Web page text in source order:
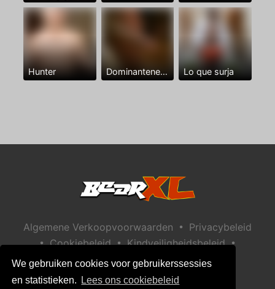
We gebruiken cookies voor gebruikerssessies
en statistieken.
Lees ons cookiebeleid
Hunter Dominantenegro ya Lo que surja
Algemene Verkoopvoorwaarden • Privacybeleid
• Cookiebeleid • Kindveiligheidsbeleid •
Help / Contact